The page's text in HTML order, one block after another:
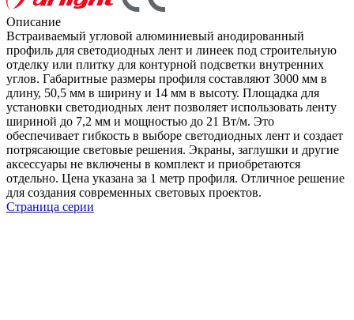
Описание
Встраиваемый угловой алюминиевый анодированный
профиль для светодиодных лент и линеек под строительную
отделку или плитку для контурной подсветки внутренних
углов. Габаритные размеры профиля составляют 3000 мм в
длину, 50,5 мм в ширину и 14 мм в высоту. Площадка для
установки светодиодных лент позволяет использовать ленту
шириной до 7,2 мм и мощностью до 21 Вт/м. Это
обеспечивает гибкость в выборе светодиодных лент и создает
потрясающие световые решения. Экраны, заглушки и другие
аксессуары не включены в комплект и приобретаются
отдельно. Цена указана за 1 метр профиля. Отличное решение
для создания современных световых проектов.
Страница серии